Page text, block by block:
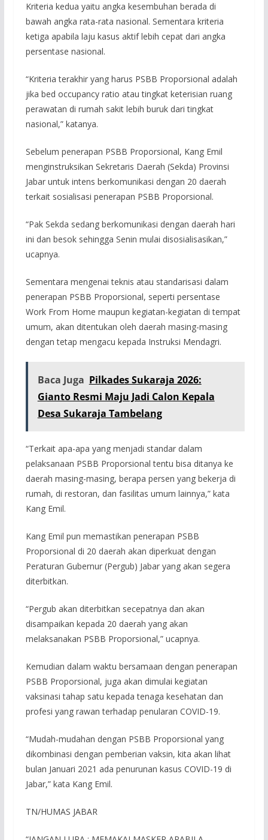
Kriteria kedua yaitu angka kesembuhan berada di
bawah angka rata-rata nasional. Sementara kriteria
ketiga apabila laju kasus aktif lebih cepat dari angka
persentase nasional.
“Kriteria terakhir yang harus PSBB Proporsional adalah
jika bed occupancy ratio atau tingkat keterisian ruang
perawatan di rumah sakit lebih buruk dari tingkat
nasional,” katanya.
Sebelum penerapan PSBB Proporsional, Kang Emil
menginstruksikan Sekretaris Daerah (Sekda) Provinsi
Jabar untuk intens berkomunikasi dengan 20 daerah
terkait sosialisasi penerapan PSBB Proporsional.
“Pak Sekda sedang berkomunikasi dengan daerah hari
ini dan besok sehingga Senin mulai disosialisasikan,”
ucapnya.
Sementara mengenai teknis atau standarisasi dalam
penerapan PSBB Proporsional, seperti persentase
Work From Home maupun kegiatan-kegiatan di tempat
umum, akan ditentukan oleh daerah masing-masing
dengan tetap mengacu kepada Instruksi Mendagri.
Baca Juga Pilkades Sukaraja 2026:
Gianto Resmi Maju Jadi Calon Kepala
Desa Sukaraja Tambelang
“Terkait apa-apa yang menjadi standar dalam
pelaksanaan PSBB Proporsional tentu bisa ditanya ke
daerah masing-masing, berapa persen yang bekerja di
rumah, di restoran, dan fasilitas umum lainnya,” kata
Kang Emil.
Kang Emil pun memastikan penerapan PSBB
Proporsional di 20 daerah akan diperkuat dengan
Peraturan Gubernur (Pergub) Jabar yang akan segera
diterbitkan.
“Pergub akan diterbitkan secepatnya dan akan
disampaikan kepada 20 daerah yang akan
melaksanakan PSBB Proporsional,” ucapnya.
Kemudian dalam waktu bersamaan dengan penerapan
PSBB Proporsional, juga akan dimulai kegiatan
vaksinasi tahap satu kepada tenaga kesehatan dan
profesi yang rawan terhadap penularan COVID-19.
“Mudah-mudahan dengan PSBB Proporsional yang
dikombinasi dengan pemberian vaksin, kita akan lihat
bulan Januari 2021 ada penurunan kasus COVID-19 di
Jabar,” kata Kang Emil.
TN/HUMAS JABAR